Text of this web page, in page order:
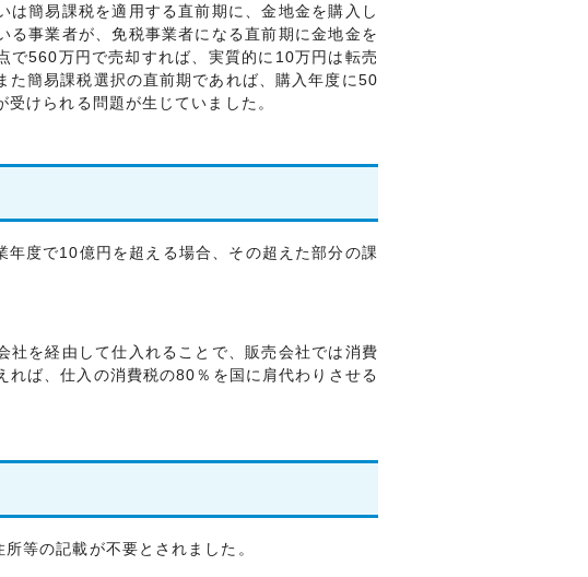
簡易課税を適用する直前期に、金地金を購入し
事業者が、免税事業者になる直前期に金地金を
560万円で売却すれば、実質的に10万円は転売
簡易課税選択の直前期であれば、購入年度に50
けられる問題が生じていました。
度で10億円を超える場合、その超えた部分の課
を経由して仕入れることで、販売会社では消費
ば、仕入の消費税の80％を国に肩代わりさせる
等の記載が不要とされました。